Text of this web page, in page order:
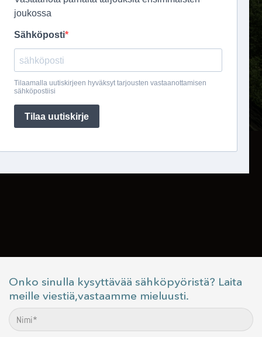
Onko sinulla kysyttävää sähköpyöristä? Laita
meille viestiä,vastaamme mieluusti.